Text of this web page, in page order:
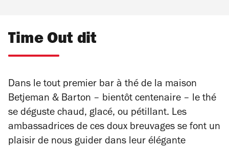
Time Out dit
Dans le tout premier bar à thé de la maison
Betjeman & Barton – bientôt centenaire – le thé
se déguste chaud, glacé, ou pétillant. Les
ambassadrices de ces doux breuvages se font un
plaisir de nous guider dans leur élégante